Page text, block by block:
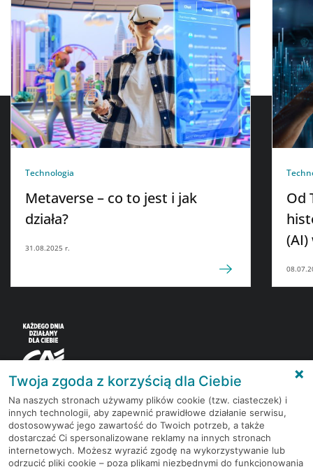
Technologia
Metaverse – co to jest i jak
działa?
31.08.2025 r.
Od
(AI)
Korzystaj z bezpłatnych materiałów, które
przygotowują eksperci rynku finansowego.
Twoja zgoda z korzyścią dla Ciebie
Na naszych stronach używamy plików cookie (tzw. ciasteczek) i
innych technologii, aby zapewnić prawidłowe działanie serwisu,
dostosowywać jego zawartość do Twoich potrzeb, a także
dostarczać Ci spersonalizowane reklamy na innych stronach
internetowych. Możesz wyrazić zgodę na wykorzystywanie lub
odrzucić pliki cookie – poza plikami niezbędnymi do funkcjonowania